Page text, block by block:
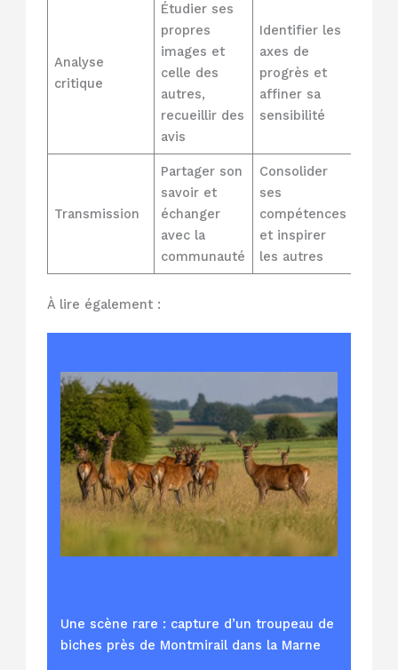
Analyse
critique
Étudier ses
propres
images et
celle des
autres,
recueillir des
avis
Identifier les
axes de
progrès et
affiner sa
sensibilité
Transmission
Partager son
savoir et
échanger
avec la
communauté
Consolider
ses
compétences
et inspirer
les autres
À lire également :
Une scène rare : capture d’un troupeau de
biches près de Montmirail dans la Marne